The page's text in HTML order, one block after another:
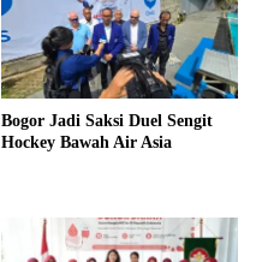
Bogor Jadi Saksi Duel Sengit
Hockey Bawah Air Asia